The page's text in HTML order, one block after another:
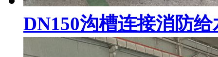
DN150沟槽连接消防